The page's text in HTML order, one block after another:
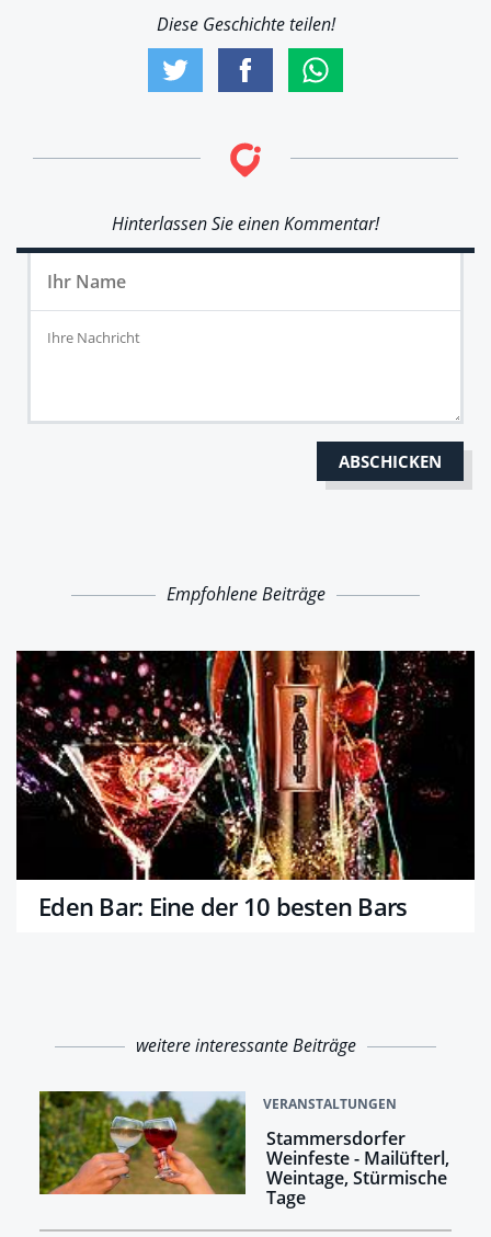
Diese Geschichte teilen!
Hinterlassen Sie einen Kommentar!
Empfohlene Beiträge
Eden Bar: Eine der 10 besten Bars
weitere interessante Beiträge
VERANSTALTUNGEN
Stammersdorfer
Weinfeste - Mailüfterl,
Weintage, Stürmische
Tage